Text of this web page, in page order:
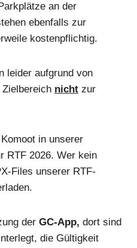
an der
ebenfalls zur
kostenpflichtig.
leider aufgrund von
nicht zur
in unserer
RTF 2026. Wer kein
Files unserer RTF-
der GC-App, dort sind
die Gültigkeit